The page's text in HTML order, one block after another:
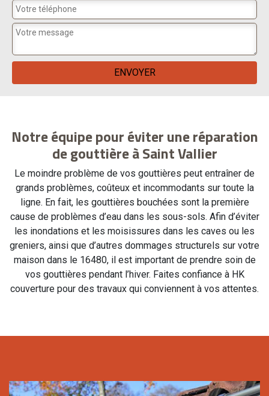
Notre équipe pour éviter une réparation
de gouttière à Saint Vallier
Le moindre problème de vos gouttières peut entraîner de
grands problèmes, coûteux et incommodants sur toute la
ligne. En fait, les gouttières bouchées sont la première
cause de problèmes d’eau dans les sous-sols. Afin d’éviter
les inondations et les moisissures dans les caves ou les
greniers, ainsi que d’autres dommages structurels sur votre
maison dans le 16480, il est important de prendre soin de
vos gouttières pendant l’hiver. Faites confiance à HK
couverture pour des travaux qui conviennent à vos attentes.